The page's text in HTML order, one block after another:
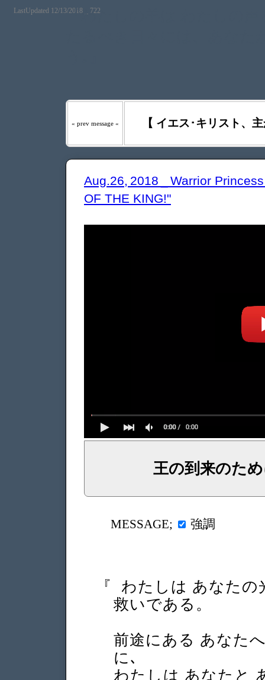
LastUpdated 12/13/2018 _ 722『わたしの羊は わたしの
« prev message « 【 イエス･キリスト、
Aug.26, 2018 _ Warrior
OF THE KING!"
王の到来のた
MESSAGE; 強調
『
わたしは あなたの
救いである。
前途にある あなた
に､
わたしは あなたと